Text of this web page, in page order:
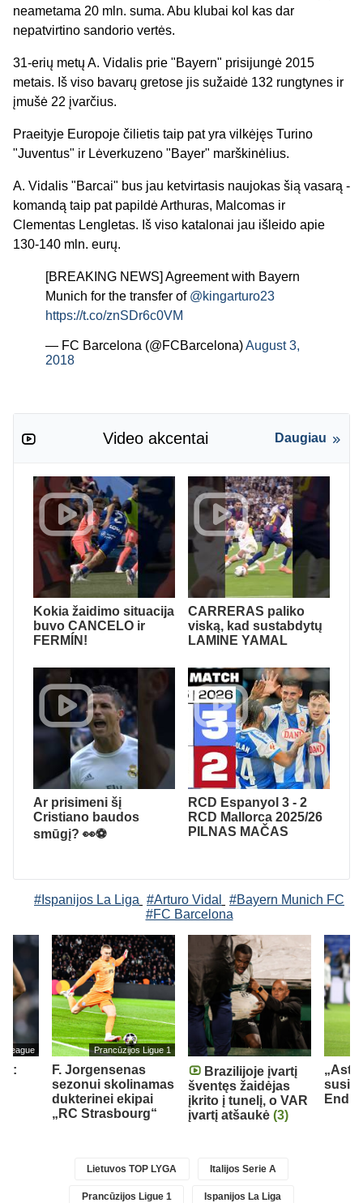
neametama 20 mln. suma. Abu klubai kol kas dar
nepatvirtino sandorio vertės.
31-erių metų A. Vidalis prie "Bayern" prisijungė 2015
metais. Iš viso bavarų gretose jis sužaidė 132 rungtynes ir
įmušė 22 įvarčius.
Praeityje Europoje čilietis taip pat yra vilkėjęs Turino
"Juventus" ir Lėverkuzeno "Bayer" marškinėlius.
A. Vidalis "Barcai" bus jau ketvirtasis naujokas šią vasarą -
komandą taip pat papildė Arthuras, Malcomas ir
Clementas Lengletas. Iš viso katalonai jau išleido apie
130-140 mln. eurų.
[BREAKING NEWS] Agreement with Bayern
Munich for the transfer of @kingarturo23
https://t.co/znSDr6c0VM
— FC Barcelona (@FCBarcelona)August 3,
2018
Video akcentai Daugiau
Kokia žaidimo situacija
buvo CANCELO ir
FERMÍN!
CARRERAS paliko
viską, kad sustabdytų
LAMINE YAMAL
Ar prisimeni šį
Cristiano baudos
smūgį? 👀⚽
RCD Espanyol 3 - 2
RCD Mallorca 2025/26
PILNAS MAČAS
#Ispanijos La Liga #Arturo Vidal
#Bayern Munich FC
#FC Barcelona
League Prancūzijos Ligue 1
F. Jorgensenas
sezonui skolinamas
dukterinei ekipai
„RC Strasbourg“
Brazilijoje įvartį
šventęs žaidėjas
įkrito į tunelį, o VAR
įvartį atšaukė (3)
Lietuvos TOP LYGA Italijos Serie A
Prancūzijos Ligue 1 Ispanijos La Liga